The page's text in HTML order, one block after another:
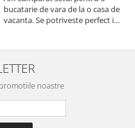
bucatarie de vara de la o casa de
vacanta. Se potriveste perfect in
buna, recomand cu drag !
noastre